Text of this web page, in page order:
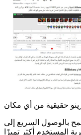
بالوصول السريع إلى